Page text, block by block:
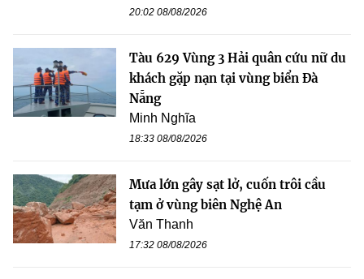
20:02 08/08/2026
Tàu 629 Vùng 3 Hải quân cứu nữ du
khách gặp nạn tại vùng biển Đà
Nẵng
Minh Nghĩa
18:33 08/08/2026
Mưa lớn gây sạt lở, cuốn trôi cầu
tạm ở vùng biên Nghệ An
Văn Thanh
17:32 08/08/2026